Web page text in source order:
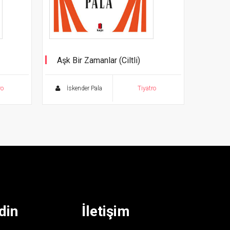
Aşk Bir Zamanlar (Ciltli)
İskender Pala Tiyatro
İletişim